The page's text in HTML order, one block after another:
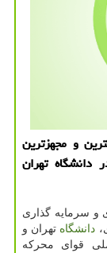
و مجهزترین
دانشگاه تهران
و سرمایه گذاری
دانشگاه تهران و
قوای محرکه